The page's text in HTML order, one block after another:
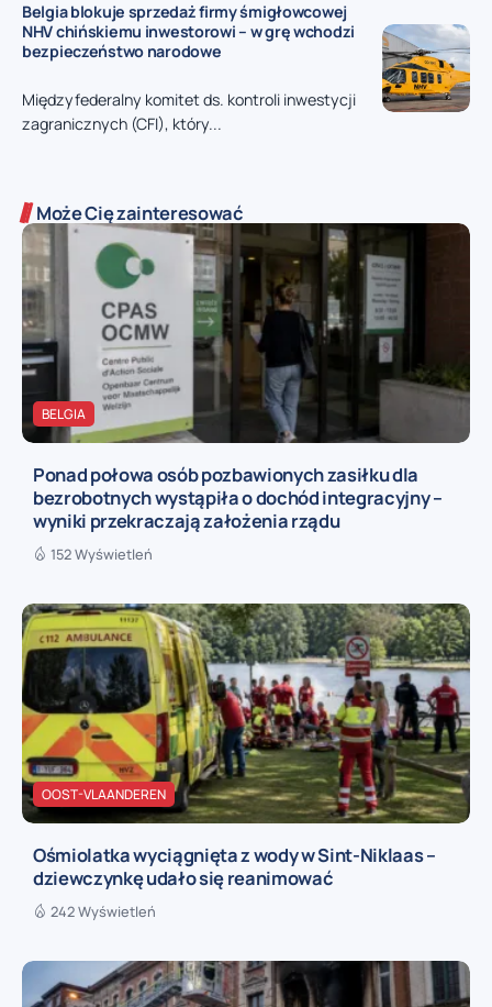
Belgia blokuje sprzedaż firmy śmigłowcowej
NHV chińskiemu inwestorowi – w grę wchodzi
bezpieczeństwo narodowe
Międzyfederalny komitet ds. kontroli inwestycji
zagranicznych (CFI), który...
Może Cię zainteresować
BELGIA
Ponad połowa osób pozbawionych zasiłku dla
bezrobotnych wystąpiła o dochód integracyjny –
wyniki przekraczają założenia rządu
152 Wyświetleń
OOST-VLAANDEREN
Ośmiolatka wyciągnięta z wody w Sint-Niklaas –
dziewczynkę udało się reanimować
242 Wyświetleń